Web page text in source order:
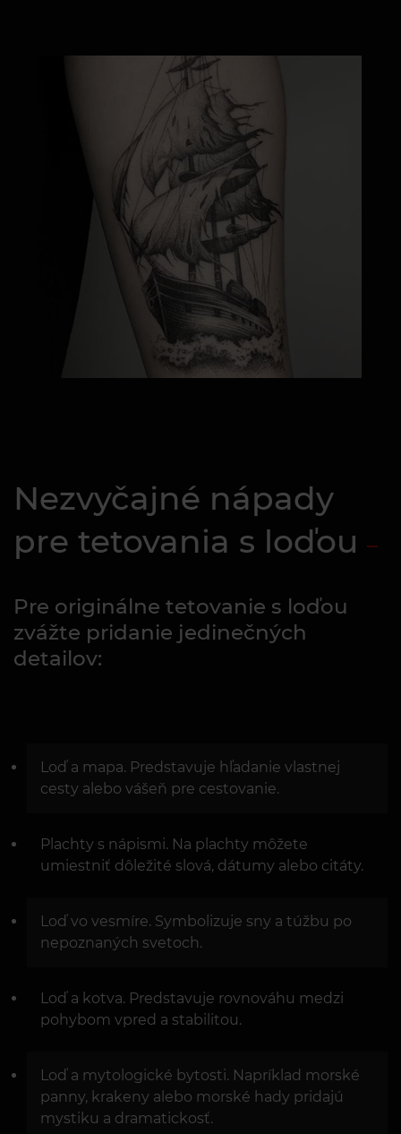
Nezvyčajné nápady
pre tetovania s loďou
Pre originálne tetovanie s loďou
zvážte pridanie jedinečných
detailov:
Loď a mapa. Predstavuje hľadanie vlastnej
cesty alebo vášeň pre cestovanie.
Plachty s nápismi. Na plachty môžete
umiestniť dôležité slová, dátumy alebo citáty.
Loď vo vesmíre. Symbolizuje sny a túžbu po
nepoznaných svetoch.
Loď a kotva. Predstavuje rovnováhu medzi
pohybom vpred a stabilitou.
Loď a mytologické bytosti. Napríklad morské
panny, krakeny alebo morské hady pridajú
mystiku a dramatickosť.